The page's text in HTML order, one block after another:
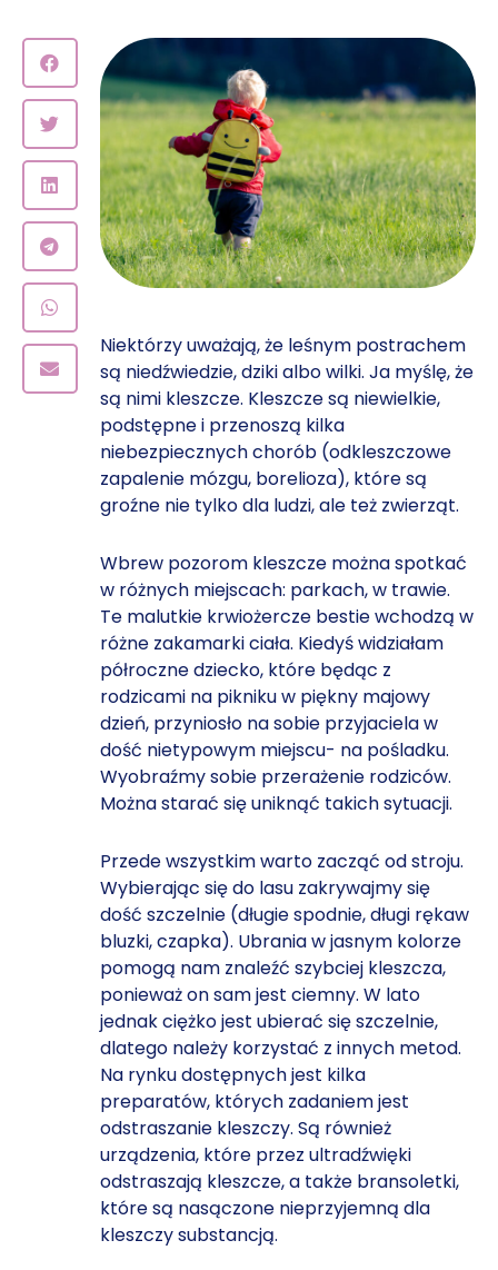
Niektórzy uważają, że leśnym postrachem
są niedźwiedzie, dziki albo wilki. Ja myślę, że
są nimi kleszcze. Kleszcze są niewielkie,
podstępne i przenoszą kilka
niebezpiecznych chorób (odkleszczowe
zapalenie mózgu, borelioza), które są
groźne nie tylko dla ludzi, ale też zwierząt.
Wbrew pozorom kleszcze można spotkać
w różnych miejscach: parkach, w trawie.
Te malutkie krwiożercze bestie wchodzą w
różne zakamarki ciała. Kiedyś widziałam
półroczne dziecko, które będąc z
rodzicami na pikniku w piękny majowy
dzień, przyniosło na sobie przyjaciela w
dość nietypowym miejscu- na pośladku.
Wyobraźmy sobie przerażenie rodziców.
Można starać się uniknąć takich sytuacji.
Przede wszystkim warto zacząć od stroju.
Wybierając się do lasu zakrywajmy się
dość szczelnie (długie spodnie, długi rękaw
bluzki, czapka). Ubrania w jasnym kolorze
pomogą nam znaleźć szybciej kleszcza,
ponieważ on sam jest ciemny. W lato
jednak ciężko jest ubierać się szczelnie,
dlatego należy korzystać z innych metod.
Na rynku dostępnych jest kilka
preparatów, których zadaniem jest
odstraszanie kleszczy. Są również
urządzenia, które przez ultradźwięki
odstraszają kleszcze, a także bransoletki,
które są nasączone nieprzyjemną dla
kleszczy substancją.